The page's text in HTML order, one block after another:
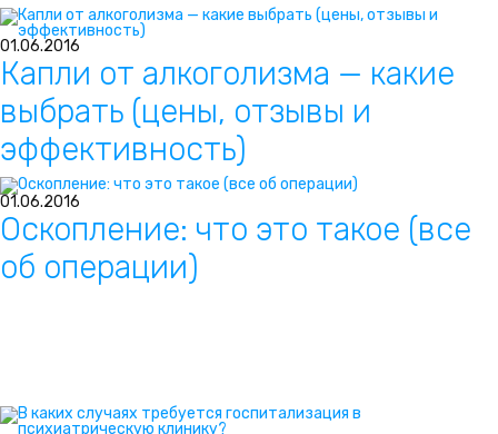
01.06.2016
Капли от алкоголизма — какие
выбрать (цены, отзывы и
эффективность)
01.06.2016
Оскопление: что это такое (все
об операции)